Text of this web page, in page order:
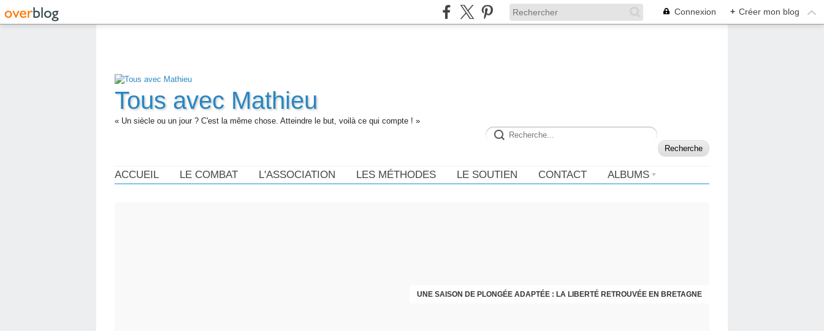
Connexion + Créer mon blog
Tous avec Mathieu
« Un siècle ou un jour ? C'est la même chose. Atteindre le but, voilà ce qui compte ! »
ACCUEIL LE COMBAT L'ASSOCIATION LES MÉTHODES LE SOUTIEN CONTACT ALBUMS
UNE SAISON DE PLONGÉE ADAPTÉE : LA LIBERTÉ RETROUVÉE EN BRETAGNE
PREMIÈRE PLONGÉE EN MER, 6 MÈTRES VALIDÉS !